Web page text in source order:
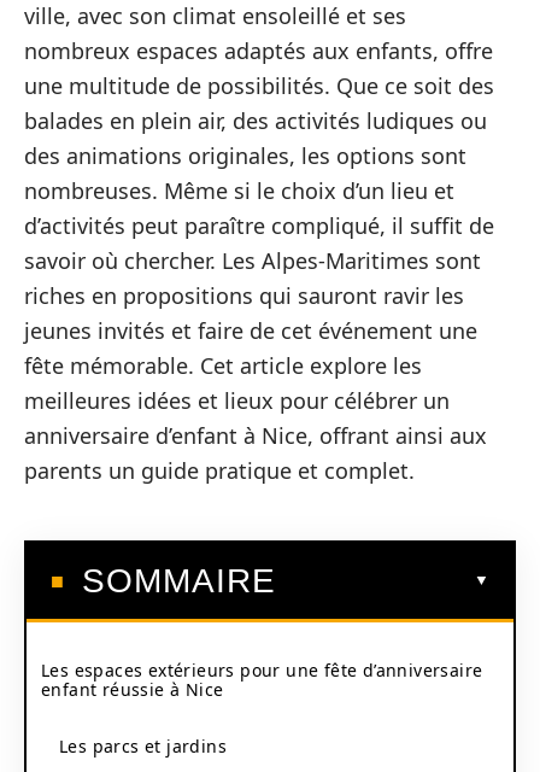
ville, avec son climat ensoleillé et ses
nombreux espaces adaptés aux enfants, offre
une multitude de possibilités. Que ce soit des
balades en plein air, des activités ludiques ou
des animations originales, les options sont
nombreuses. Même si le choix d’un lieu et
d’activités peut paraître compliqué, il suffit de
savoir où chercher. Les Alpes-Maritimes sont
riches en propositions qui sauront ravir les
jeunes invités et faire de cet événement une
fête mémorable. Cet article explore les
meilleures idées et lieux pour célébrer un
anniversaire d’enfant à Nice, offrant ainsi aux
parents un guide pratique et complet.
SOMMAIRE
Les espaces extérieurs pour une fête d’anniversaire
enfant réussie à Nice
Les parcs et jardins